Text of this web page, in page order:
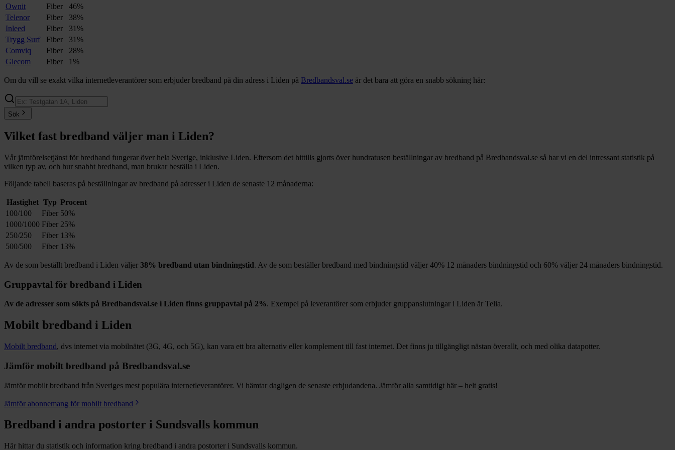
Ownit
Fiber
46%
Telenor
Fiber
38%
Inleed
Fiber
31%
Trygg Surf
Fiber
31%
Comviq
Fiber
28%
Glecom
Fiber 1%
Om du vill se exakt vilka internetleverantörer som erbjuder bredband på din adress i Liden på Bredbandsval.se är det bara att göra en snabb sökning här:
Sök
Vilket fast bredband väljer man i Liden?
Vår jämförelsetjänst för bredband fungerar över hela Sverige, inklusive Liden. Eftersom det hittills gjorts över hundratusen beställningar av bredband på Bredbandsval.se så har vi en del intressant statistik på
vilken typ av, och hur snabbt bredband, man brukar beställa i Liden.
Följande tabell baseras på beställningar av bredband på adresser i Liden de senaste 12 månaderna:
Hastighet Typ Procent
100/100
Fiber 50%
1000/1000 Fiber 25%
250/250
Fiber 13%
500/500
Fiber 13%
Av de som beställt bredband i Liden väljer 38% bredband utan bindningstid. Av de som beställer bredband med bindningstid väljer 40% 12 månaders bindningstid och 60% väljer 24 månaders bindningstid.
Gruppavtal för bredband i Liden
Av de adresser som sökts på Bredbandsval.se i Liden finns gruppavtal på 2%. Exempel på leverantörer som erbjuder gruppanslutningar i Liden är Telia.
Mobilt bredband i Liden
Mobilt bredband, dvs internet via mobilnätet (3G, 4G, och 5G), kan vara ett bra alternativ eller komplement till fast internet. Det finns ju tillgängligt nästan överallt, och med olika datapotter.
Jämför mobilt bredband på Bredbandsval.se
Jämför mobilt bredband från Sveriges mest populära internetleverantörer. Vi hämtar dagligen de senaste erbjudandena. Jämför alla samtidigt här – helt gratis!
Jämför abonnemang för mobilt bredband
Bredband i andra postorter i Sundsvalls kommun
Här hittar du statistik och information kring bredband i andra postorter i Sundsvalls kommun.